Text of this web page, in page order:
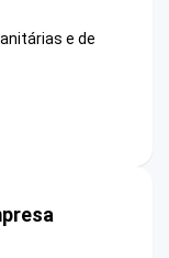
e de